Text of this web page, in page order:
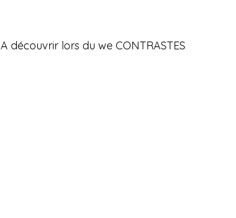
A découvrir lors du we CONTRASTES